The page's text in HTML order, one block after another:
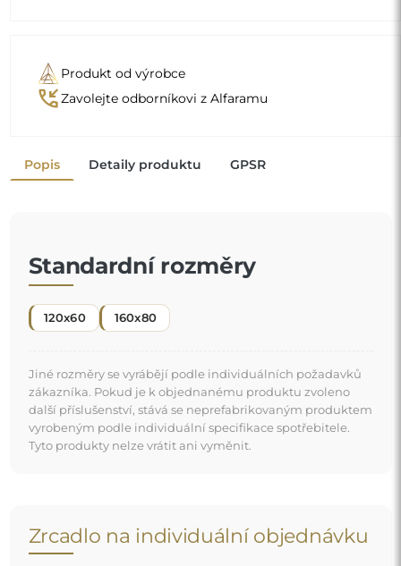
vyrobeným podle individuální specifikace spotřebitele.
Tyto produkty nelze vrátit ani vyměnit.
Zrcadlo na individuální objednávku
nebo e-mailem. Největší zrcadla, která dokážeme
vyrobit, jsou
a kulatá zrcadla o průměru
200 cm. Zrcadla vyrábíme na individuální objednávku.
Doporučujeme zaslat poptávku spolu s projektem na
Nemusíte se starat o přepravu – postaráme se o to, aby
objednané zrcadlo dorazilo zcela bezpečně do vašich